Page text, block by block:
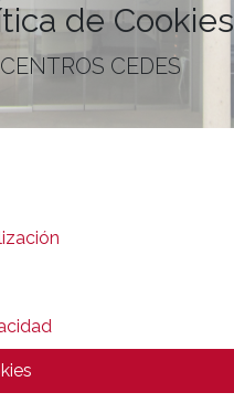
de Cookies
CENTROS CEDES